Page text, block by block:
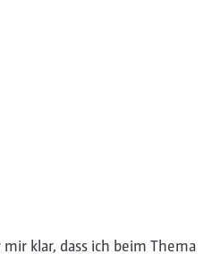
klar, dass ich beim Thema